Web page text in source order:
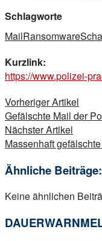
Schlagworte
MailRansomware
Kurzlink:
https://www.polizei-
Vorheriger Artikel
Gefälschte Mail der
Nächster Artikel
Massenhaft
Ähnliche Beiträge:
Keine ähnlichen